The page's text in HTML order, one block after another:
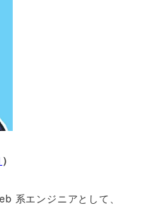
）
系エンジニアとして、